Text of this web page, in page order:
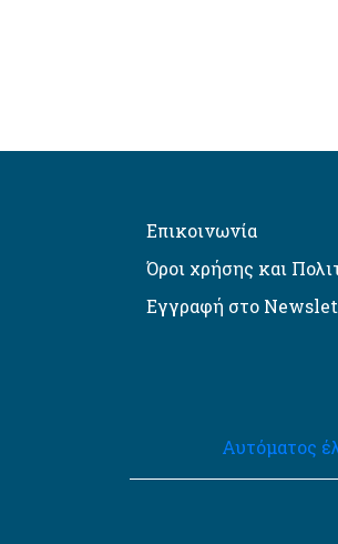
Επικοινωνία
Όροι χρήσης και
Εγγραφή στο
Αυτόματος